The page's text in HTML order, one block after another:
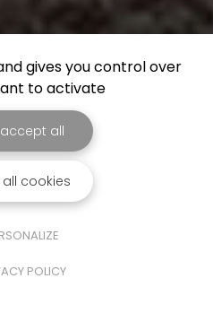
gives you control over
to activate
accept all
all cookies
POLICY